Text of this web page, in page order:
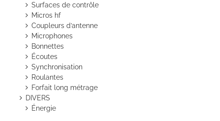
Surfaces de contrôle
Micros hf
Coupleurs d’antenne
Microphones
Bonnettes
Écoutes
Synchronisation
Roulantes
Forfait long métrage
DIVERS
Énergie